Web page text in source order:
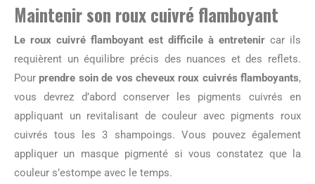
Maintenir son roux cuivré flamboyant
Le roux cuivré flamboyant est difficile à entretenir car ils
requièrent un équilibre précis des nuances et des reflets.
Pourprendre soin de vos cheveux roux cuivrés flamboyants,
vous devrez d’abord conserver les pigments cuivrés en
appliquant un revitalisant de couleur avec pigments roux
cuivrés tous les 3 shampoings. Vous pouvez également
appliquer un masque pigmenté si vous constatez que la
couleur s’estompe avec le temps.